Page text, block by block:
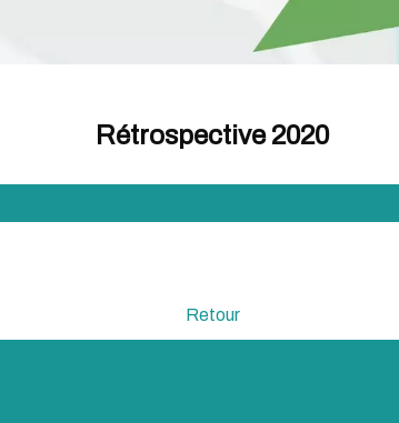
Rétrospective 2020
Retour